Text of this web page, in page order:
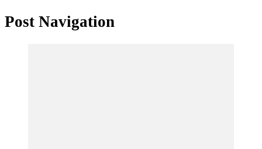
Post Navigation